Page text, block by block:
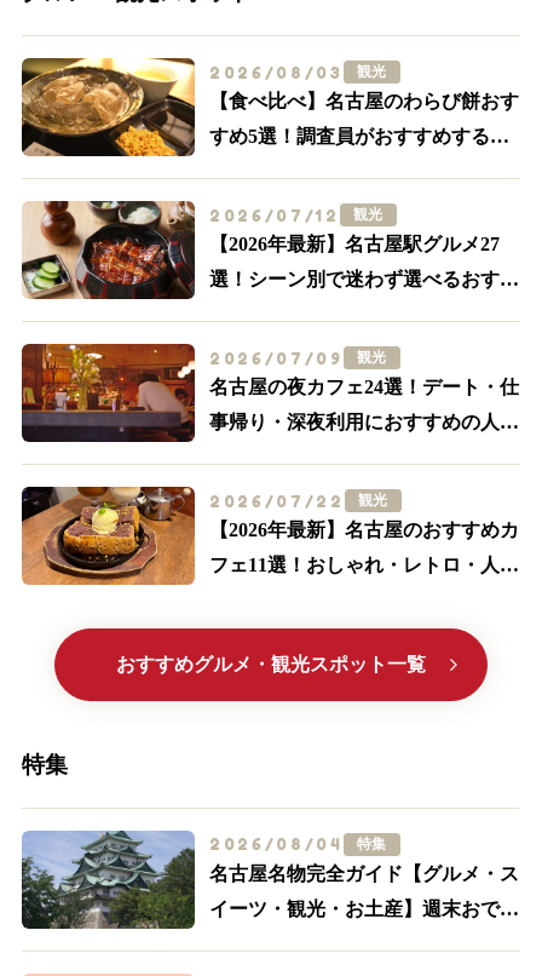
2026/08/03 観光
【食べ比べ】名古屋のわらび餅おす
すめ5選！調査員がおすすめする外
2026/07/12 観光
【2026年最新】名古屋駅グルメ27
選！シーン別で迷わず選べるおすす
2026/07/09 観光
名古屋の夜カフェ24選！デート・仕
事帰り・深夜利用におすすめの人気
2026/07/22 観光
【2026年最新】名古屋のおすすめカ
フェ11選！おしゃれ・レトロ・人気
おすすめグルメ・観光スポット一覧
特集
2026/08/04 特集
名古屋名物完全ガイド【グルメ・ス
イーツ・観光・お土産】週末おでか